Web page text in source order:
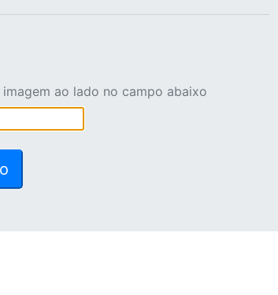
ao lado no campo abaixo